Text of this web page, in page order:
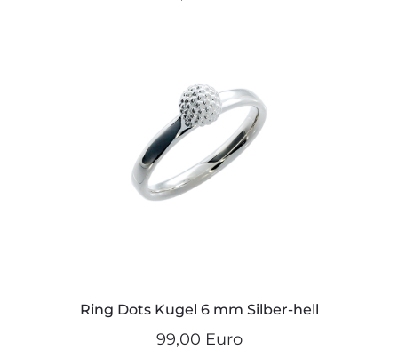
Ring Dots Kugel 6 mm Silber-hell
99,00 Euro